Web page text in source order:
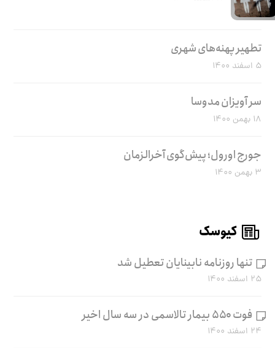
تطهیر پهنه‌های شهری
۵ اسفند ۱۴۰۰
سر آویزان مدوسا
۱۸ بهمن ۱۴۰۰
جورج اورول؛ پیش‌گوی آخرالزمان
۳ بهمن ۱۴۰۰
کیوسک
تنها روزنامه نابینایان تعطیل شد
۲۵ اسفند ۱۴۰۰
فوت ۵۵۰ بیمار تالاسمی در سه سال اخیر
۲۴ اسفند ۱۴۰۰